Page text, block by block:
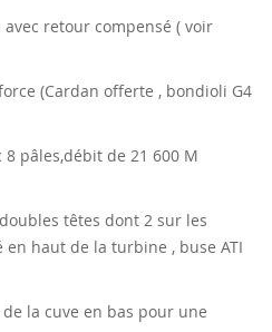
avec retour compensé ( voir
(Cardan offerte , bondioli G4
pâles,débit de 21 600 M
têtes dont 2 sur les
haut de la turbine , buse ATI
la cuve en bas pour une